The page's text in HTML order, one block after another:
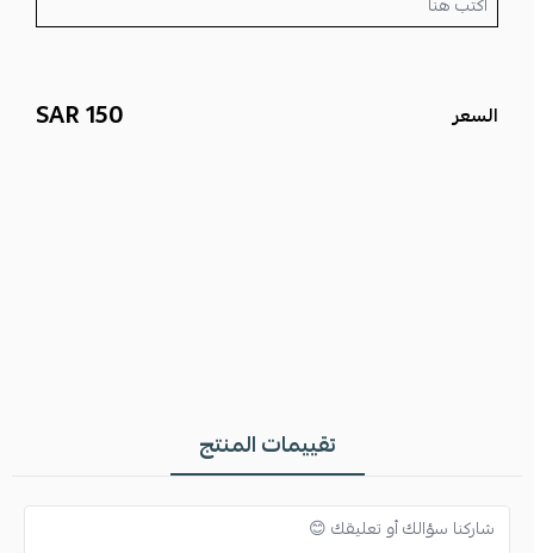
السعر 150 SAR
تقييمات المنتج